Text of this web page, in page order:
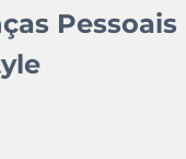
Pessoais